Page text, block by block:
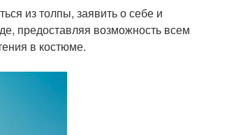
из толпы, заявить о себе и
предоставляя возможность всем
в костюме.